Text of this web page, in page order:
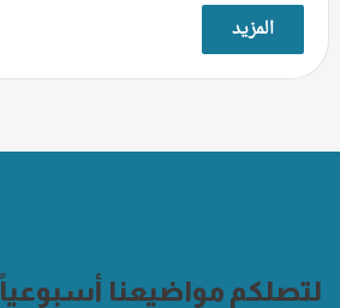
المزيد
لتصلكم مواضيعنا أسبوعياً